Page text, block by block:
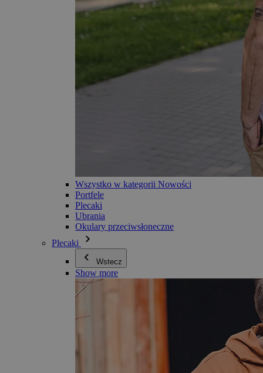
Wszystko w kategorii Nowości
Portfele
Plecaki
Ubrania
Okulary przeciwsłoneczne
Plecaki
Wstecz
Show more